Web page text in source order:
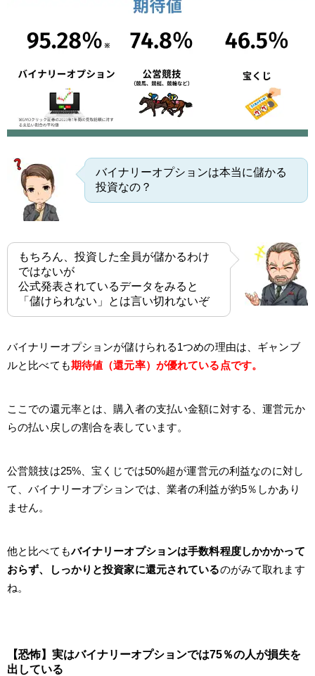
バイナリーオプションは本当に儲かる
投資なの？
もちろん、投資した全員が儲かるわけ
ではないが
公式発表されているデータをみると
「儲けられない」とは言い切れないぞ
バイナリーオプションが儲けられる1つめの理由は、ギャンブ
ルと比べても期待値（還元率）が優れている点です。
ここでの還元率とは、購入者の支払い金額に対する、運営元か
らの払い戻しの割合を表しています。
公営競技は25%、宝くじでは50%超が運営元の利益なのに対し
て、バイナリーオプションでは、業者の利益が約5％しかあり
ません。
他と比べてもバイナリーオプションは手数料程度しかかかって
おらず、しっかりと投資家に還元されているのがみて取れます
ね。
【恐怖】実はバイナリーオプションでは75％の人が損失を
出している